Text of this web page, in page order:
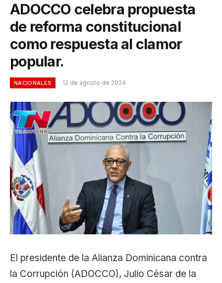
ADOCCO celebra propuesta
de reforma constitucional
como respuesta al clamor
popular.
NACIONALES 12 de agosto de 2024
El presidente de la Alianza Dominicana contra
la Corrupción (ADOCCO), Julio César de la